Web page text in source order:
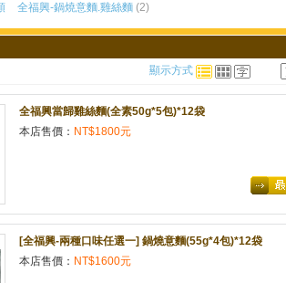
全福興-鍋燒意麵.雞絲麵 (2)
顯示方式
全福興當歸雞絲麵(全素50g*5包)*12袋
本店售價： NT$1800元
[全福興-兩種口味任選一] 鍋燒意麵(55g*4包)*12袋
本店售價： NT$1600元